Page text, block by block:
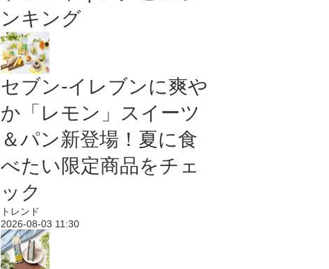
ンキング
セブン‐イレブンに爽や
か「レモン」スイーツ
＆パン新登場！夏に食
べたい限定商品をチェ
ック
トレンド
2026-08-03 11:30